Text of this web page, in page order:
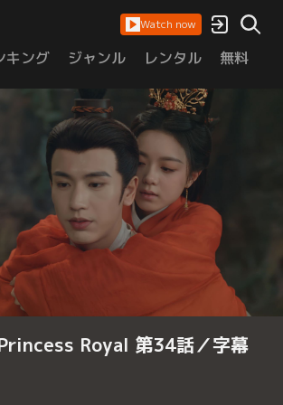
Watch now
キング ジャンル レンタル 無料
Royal 第34話／字幕